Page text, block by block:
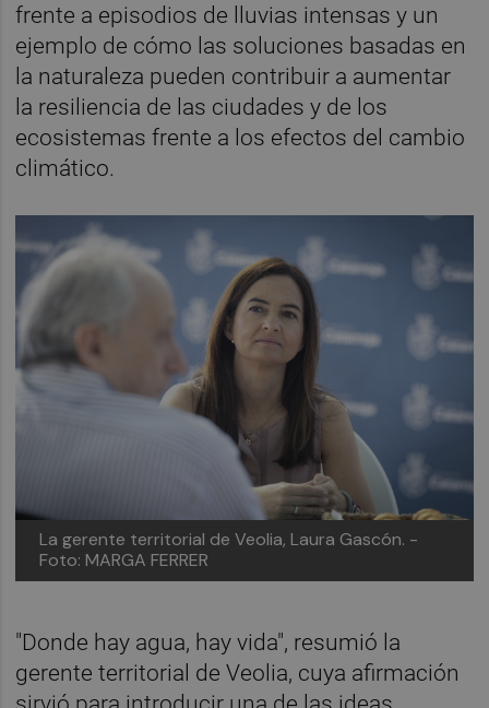
frente a episodios de lluvias intensas y un
ejemplo de cómo las soluciones basadas en
la naturaleza pueden contribuir a aumentar
la resiliencia de las ciudades y de los
ecosistemas frente a los efectos del cambio
climático.
La gerente territorial de Veolia, Laura Gascón. -
Foto: MARGA FERRER
"Donde hay agua, hay vida", resumió la
gerente territorial de Veolia, cuya afirmación